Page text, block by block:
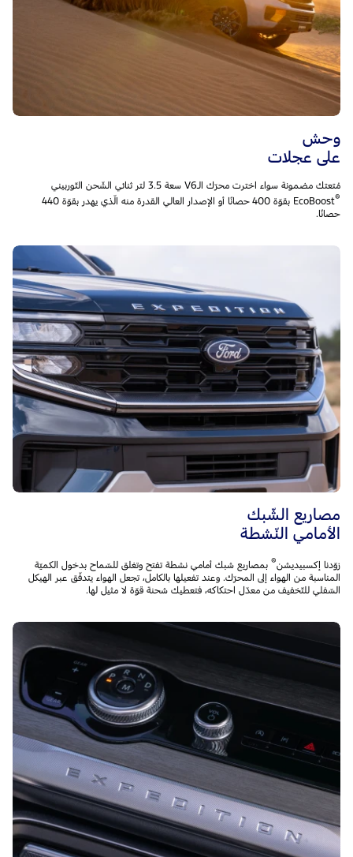
وحش
على عجلات
مُتعتك مضمونة سواء اخترت محرّك الـV6 سعة 3.5 لتر ثنائي الشّحن التّوربيني
®
EcoBoost بقوّة 400 حصانًا أو الإصدار العالي القدرة منه الّذي يهدر بقوّة 440
حصانًا.
مصاريع الشّبك
الأمامي النّشطة
زوّدنا إكسبيديشن® بمصاريع شبك أمامي نشطة تفتح وتغلق للسّماح بدخول الكميّة
المناسبة من الهواء إلى المحرّك. وعند تفعيلها بالكامل، تجعل الهواء يتدفّق عبر الهيكل
السّفلي للتّخفيف من معدّل احتكاكه، فتعطيك شحنة قوّة لا مثيل لها.